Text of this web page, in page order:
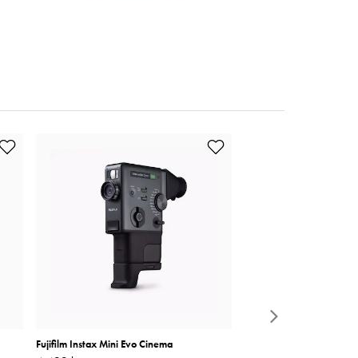
Fujifilm Instax Mini Evo Cinema